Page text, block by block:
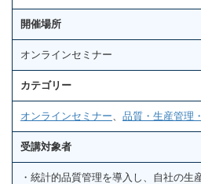
開催場所
オンラインセミナー
カテゴリー
オンラインセミナー 品質・生産管理
受講対象者
・統計的品質管理を導入し、自社の生